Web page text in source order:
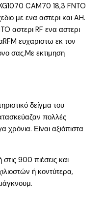
CAM70 18,3 FNTO
με ενα αστερι και AH.
αστερι RF ενα αστερι
ευχαριστω εκ τον
σας.Mε εκτιμηση
δείγμα του
πολλές
χρόνια. Είναι αξιόπιστα
900 πιέσεις και
ή κοντύτερα,